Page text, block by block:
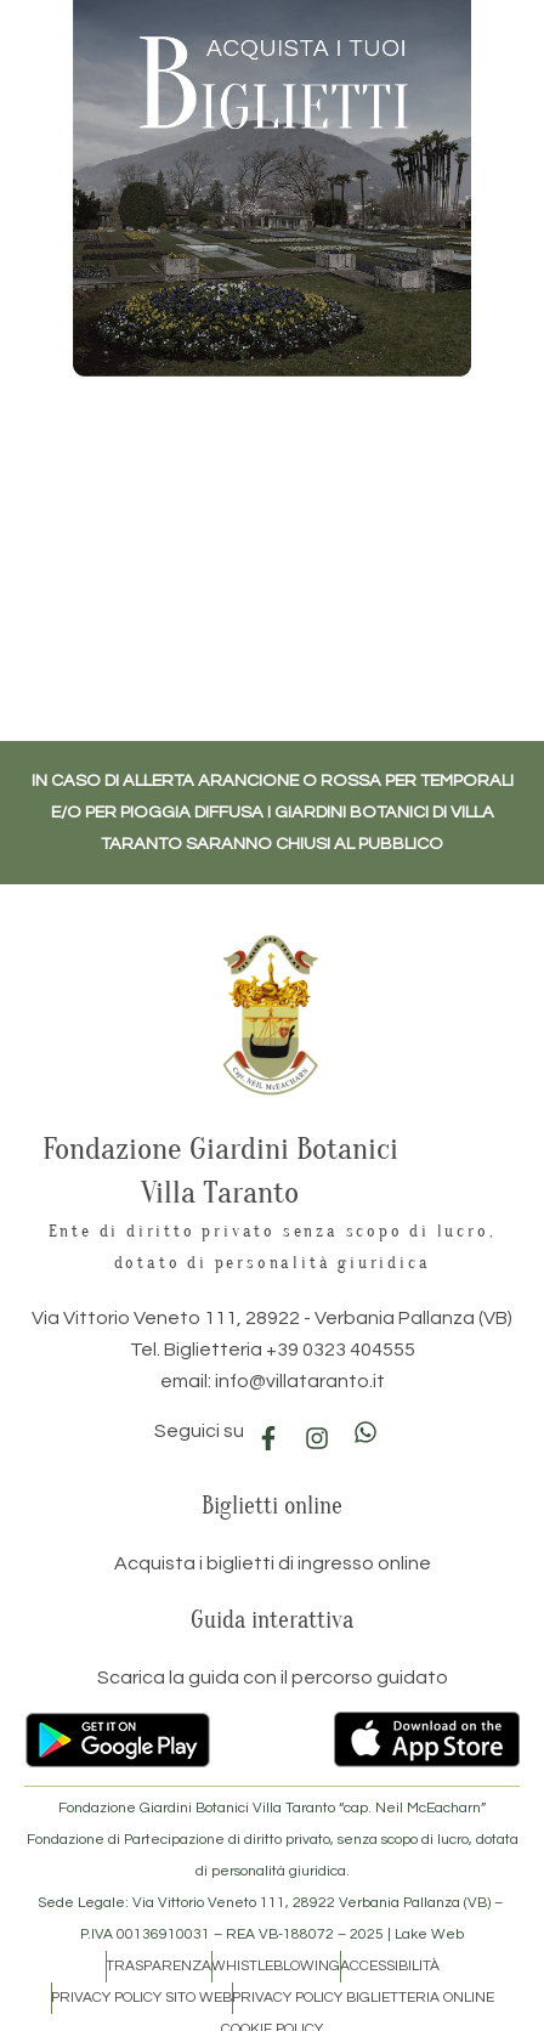
IN CASO DI ALLERTA ARANCIONE O ROSSA PER TEMPORALI
E/O PER PIOGGIA DIFFUSA I GIARDINI BOTANICI DI VILLA
TARANTO SARANNO CHIUSI AL PUBBLICO
Fondazione Giardini Botanici
Villa Taranto
Ente di diritto privato senza scopo di lucro,
dotato di personalità giuridica
Via Vittorio Veneto 111, 28922 - Verbania Pallanza (VB)
Tel. Biglietteria +39 0323 404555
email: info@villataranto.it
Seguici su
Biglietti online
Acquista i biglietti di ingresso online
Guida interattiva
Scarica la guida con il percorso guidato
Fondazione Giardini Botanici Villa Taranto “cap. Neil McEacharn”
Fondazione di Partecipazione di diritto privato, senza scopo di lucro, dotata
di personalità giuridica.
Sede Legale: Via Vittorio Veneto 111, 28922 Verbania Pallanza (VB) –
P.IVA 00136910031 – REA VB-188072 – 2025 | Lake Web
TRASPARENZAWHISTLEBLOWINGACCESSIBILITÀ
PRIVACY POLICY SITO WEBPRIVACY POLICY BIGLIETTERIA ONLINE